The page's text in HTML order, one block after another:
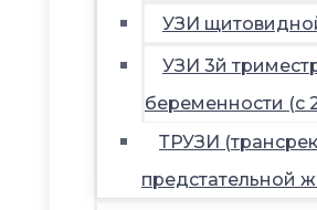
УЗИ
УЗИ 3й
беременности (с
ТРУЗИ
предстательной